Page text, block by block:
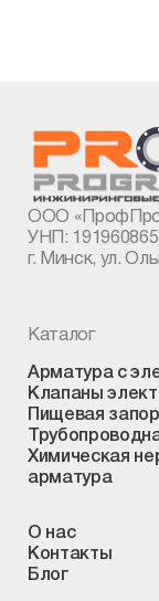
ООО
УНП: 191960865
г. Минск, ул.
Каталог
Арматура с
Клапаны
Пищевая
Химическая
арматура
О нас
Контакты
Блог